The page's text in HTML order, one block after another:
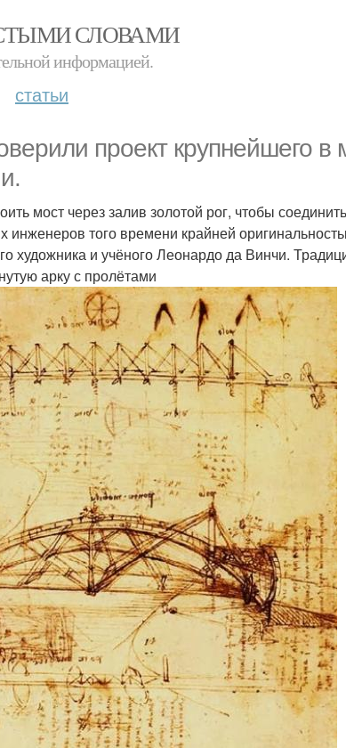
СЛОВАМИ
информацией.
статьи
проект крупнейшего в
мост через залив золотой рог, чтобы
инженеров того времени крайней
художника и учёного Леонардо да Винчи.
арку с пролётами